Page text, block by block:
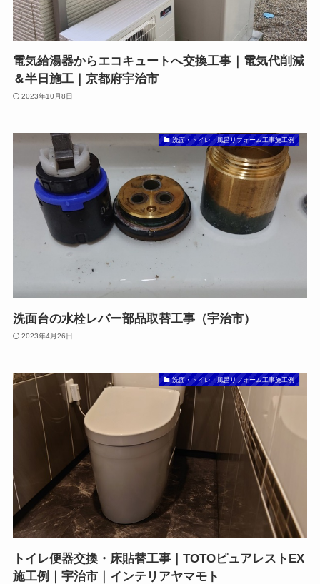
電気給湯器からエコキュートへ交換工事｜電気代削減
＆半日施工｜京都府宇治市
2023年10月8日
洗面・トイレ・風呂リフォーム工事施工例
洗面台の水栓レバー部品取替工事（宇治市）
2023年4月26日
洗面・トイレ・風呂リフォーム工事施工例
トイレ便器交換・床貼替工事｜TOTOピュアレストEX
施工例｜宇治市｜インテリアヤマモト